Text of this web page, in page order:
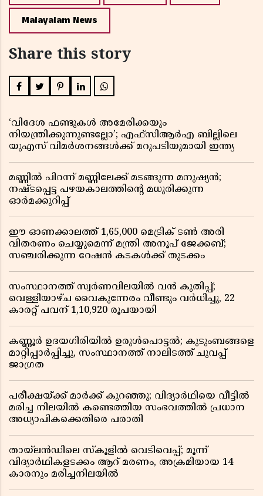
Malayalam News
Share this story
‘വിദേശ ഫണ്ടുകൾ അമേരിക്കയും
നിയന്ത്രിക്കുന്നുണ്ടല്ലോ’; എഫ്സിആർഎ ബില്ലിലെ
യുഎസ് വിമർശനങ്ങൾക്ക് മറുപടിയുമായി ഇന്ത്യ
മണ്ണിൽ പിറന്ന് മണ്ണിലേക്ക് മടങ്ങുന്ന മനുഷ്യൻ;
നഷ്ടപ്പെട്ട പഴയകാലത്തിൻ്റെ മധുരിക്കുന്ന
ഓർമക്കുറിപ്പ്
ഈ ഓണക്കാലത്ത് 1,65,000 മെട്രിക് ടൺ അരി
വിതരണം ചെയ്യുമെന്ന് മന്ത്രി അനൂപ് ജേക്കബ്;
സഞ്ചരിക്കുന്ന റേഷൻ കടകൾക്ക് തുടക്കം
സംസ്ഥാനത്ത് സ്വർണവിലയിൽ വൻ കുതിപ്പ്;
വെള്ളിയാഴ്ച വൈകുന്നേരം വീണ്ടും വർധിച്ചു, 22
കാരറ്റ് പവന് 1,10,920 രൂപയായി
കണ്ണൂർ ഉദയഗിരിയിൽ ഉരുൾപൊട്ടൽ; കുടുംബങ്ങളെ
മാറ്റിപ്പാർപ്പിച്ചു, സംസ്ഥാനത്ത് നാലിടത്ത് ചുവപ്പ്
ജാഗ്രത
പരീക്ഷയ്ക്ക് മാർക്ക് കുറഞ്ഞു; വിദ്യാർഥിയെ വീട്ടിൽ
മരിച്ച നിലയിൽ കണ്ടെത്തിയ സംഭവത്തിൽ പ്രധാന
അധ്യാപികക്കെതിരെ പരാതി
തായ്‌ലൻഡിലെ സ്‌കൂളിൽ വെടിവെപ്പ്; മൂന്ന്
വിദ്യാർഥികളടക്കം ആറ് മരണം, അക്രമിയായ 14
കാരനും മരിച്ചനിലയിൽ